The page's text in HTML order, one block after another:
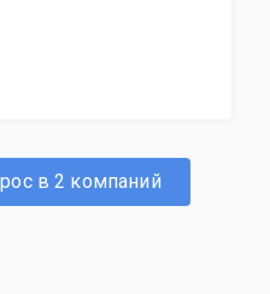
в 2 компаний